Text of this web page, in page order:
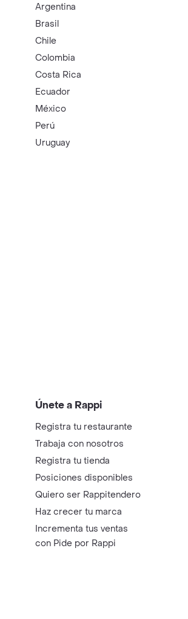
Argentina
Brasil
Chile
Colombia
Costa Rica
Ecuador
México
Perú
Uruguay
Únete a Rappi
Registra tu restaurante
Trabaja con nosotros
Registra tu tienda
Posiciones disponibles
Quiero ser Rappitendero
Haz crecer tu marca
Incrementa tus ventas
con Pide por Rappi